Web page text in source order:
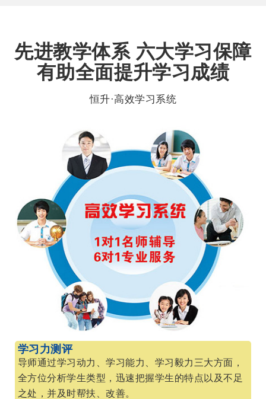
先进教学体系 六大学习保障
有助全面提升学习成绩
恒升·高效学习系统
学习力测评
导师通过学习动力、学习能力、学习毅力三大方面，
全方位分析学生类型，迅速把握学生的特点以及不足
之处，并及时帮扶、改善。